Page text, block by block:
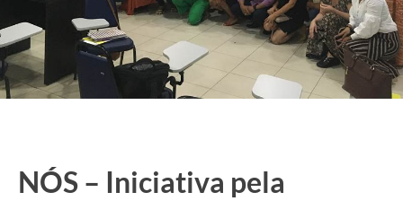
NÓS – Iniciativa pela